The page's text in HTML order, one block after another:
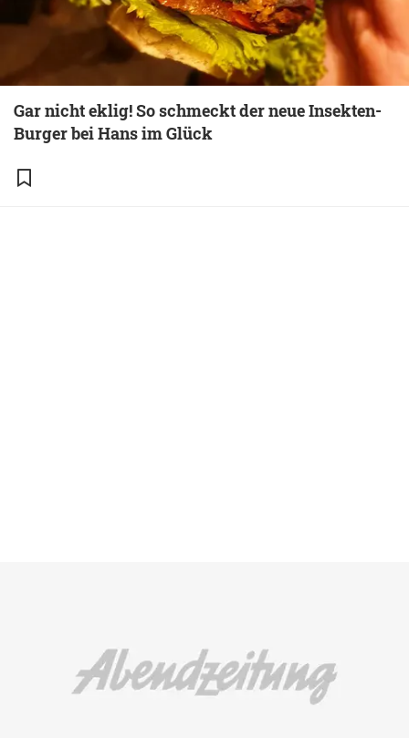
Gar nicht eklig! So schmeckt der neue Insekten-
Burger bei Hans im Glück